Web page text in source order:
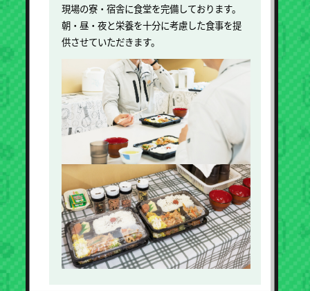
現場の寮・宿舎に食堂を完備しております。
朝・昼・夜と栄養を十分に考慮した食事を提
供させていただきます。